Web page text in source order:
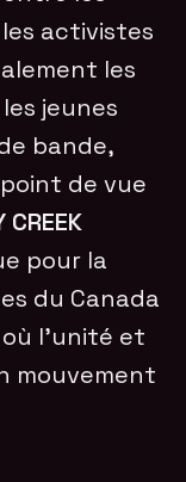
activistes
les
jeunes
bande,
de vue
CREEK
pour la
du Canada
l’unité et
mouvement